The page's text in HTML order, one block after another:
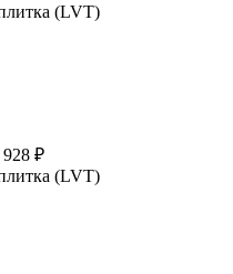
(LVT)
₽
(LVT)